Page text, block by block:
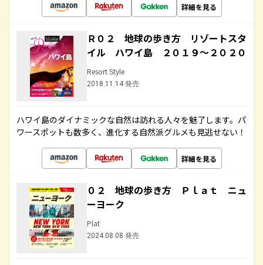
詳細を見る
Ｒ０２ 地球の歩き方 リゾートスタ
イル ハワイ島 ２０１９～２０２０
Resort Style
2018.11.14 発売
ハワイ島のダイナミックな自然は訪れる人々を魅了します。パ
ワースポットも数多く、進化する自然派グルメも見逃せない！
詳細を見る
０２ 地球の歩き方 Ｐｌａｔ ニュ
ーヨーク
Plat
2024.08.08 発売